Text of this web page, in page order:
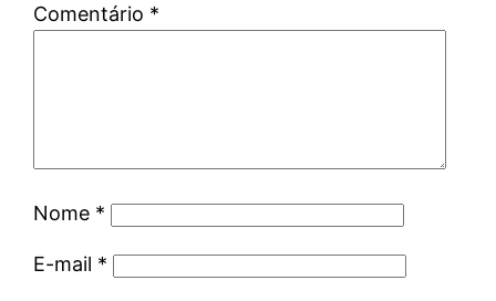
Comentário *
Nome *
E-mail *